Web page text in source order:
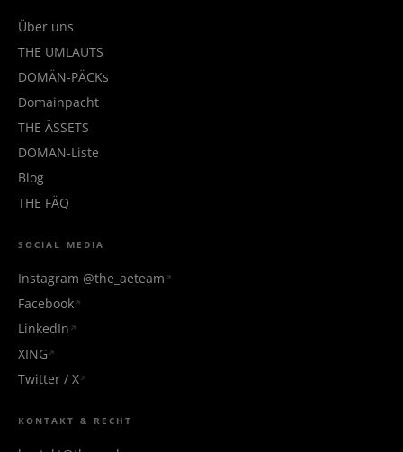
Über uns
THE UMLAUTS
DOMÄN-PÄCKs
Domainpacht
THE ÄSSETS
DOMÄN-Liste
Blog
THE FÄQ
SOCIAL MEDIA
Instagram @the_aeteam
Facebook
LinkedIn
XING
Twitter / X
KONTAKT & RECHT